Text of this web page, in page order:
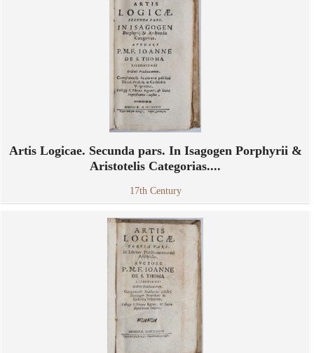
Artis Logicae. Secunda pars. In Isagogen Porphyrii &
Aristotelis Categorias....
17th Century